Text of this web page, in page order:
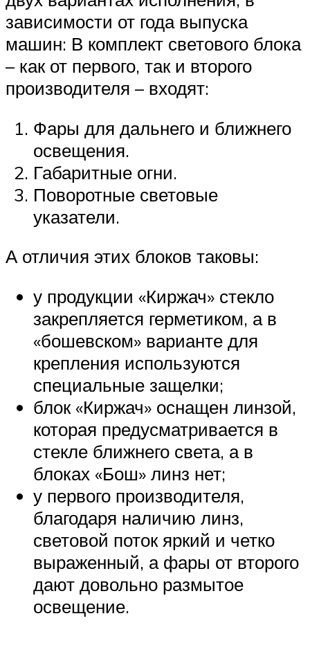
Меню
зависимости от года выпуска
машин: В комплект светового блока
– как от первого, так и второго
производителя – входят:
Фары для дальнего и ближнего
освещения.
Габаритные огни.
Поворотные световые
указатели.
А отличия этих блоков таковы:
у продукции «Киржач» стекло
закрепляется герметиком, а в
«бошевском» варианте для
крепления используются
специальные защелки;
блок «Киржач» оснащен линзой,
которая предусматривается в
стекле ближнего света, а в
блоках «Бош» линз нет;
у первого производителя,
благодаря наличию линз,
световой поток яркий и четко
выраженный, а фары от второго
дают довольно размытое
освещение.